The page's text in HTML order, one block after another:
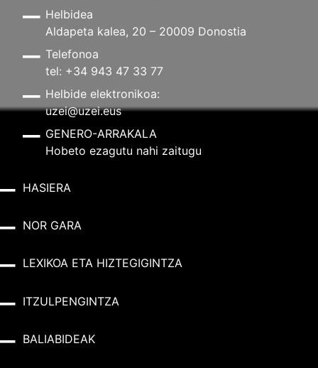
Helbidea
Aldapeta kalea, 20 – 20009 Donostia
Telefonoa
tel: +34 943 47 33 77
Helbide elektronikoa:
uzei@uzei.eus
GENERO-ARRAKALA
Hobeto ezagutu nahi zaitugu
HASIERA
NOR GARA
LEXIKOA ETA HIZTEGIGINTZA
ITZULPENGINTZA
BALIABIDEAK